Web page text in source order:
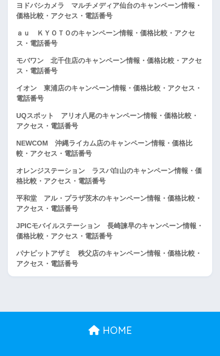
ヨドバシカメラ マルチメディア仙台のキャンペーン情報・
価格比較・アクセス・電話番号
ａｕ ＫＹＯＴＯのキャンペーン情報・価格比較・アクセ
ス・電話番号
モバワン 北千住店のキャンペーン情報・価格比較・アクセ
ス・電話番号
イオン 東浦店のキャンペーン情報・価格比較・アクセス・
電話番号
UQスポット アリオ八尾のキャンペーン情報・価格比較・
アクセス・電話番号
NEWCOM 沖縄ライカム店のキャンペーン情報・価格比
較・アクセス・電話番号
オレンジステーション ラスパ白山のキャンペーン情報・価
格比較・アクセス・電話番号
平和堂 アル・プラザ茨木のキャンペーン情報・価格比較・
アクセス・電話番号
JPICモバイルステーション 長崎諫早のキャンペーン情報・
価格比較・アクセス・電話番号
パナピットアザミ 秩父店のキャンペーン情報・価格比較・
アクセス・電話番号
HOME